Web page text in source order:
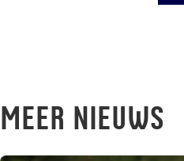
Meer nieuws